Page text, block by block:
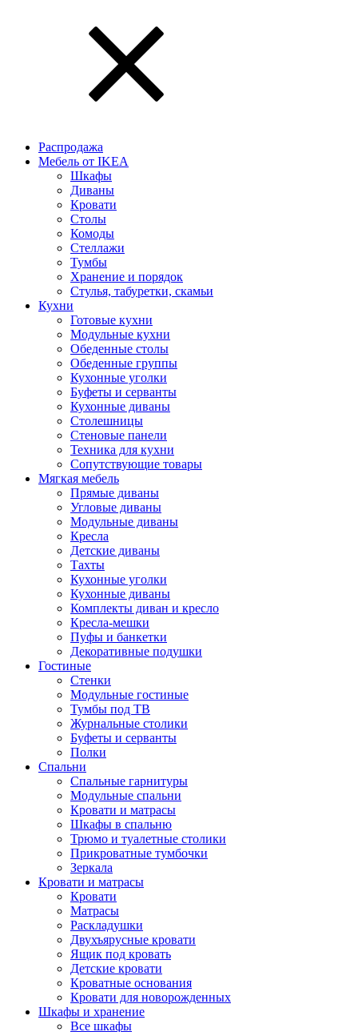
Распродажа
Мебель от IKEA
Шкафы
Диваны
Кровати
Столы
Комоды
Стеллажи
Тумбы
Хранение и порядок
Стулья, табуретки, скамьи
Кухни
Готовые кухни
Модульные кухни
Обеденные столы
Обеденные группы
Кухонные уголки
Буфеты и серванты
Кухонные диваны
Столешницы
Стеновые панели
Техника для кухни
Сопутствующие товары
Мягкая мебель
Прямые диваны
Угловые диваны
Модульные диваны
Кресла
Детские диваны
Тахты
Кухонные уголки
Кухонные диваны
Комплекты диван и кресло
Кресла-мешки
Пуфы и банкетки
Декоративные подушки
Гостиные
Стенки
Модульные гостиные
Тумбы под ТВ
Журнальные столики
Буфеты и серванты
Полки
Спальни
Спальные гарнитуры
Модульные спальни
Кровати и матрасы
Шкафы в спальню
Трюмо и туалетные столики
Прикроватные тумбочки
Зеркала
Кровати и матрасы
Кровати
Матрасы
Раскладушки
Двухъярусные кровати
Ящик под кровать
Детские кровати
Кроватные основания
Кровати для новорожденных
Шкафы и хранение
Все шкафы